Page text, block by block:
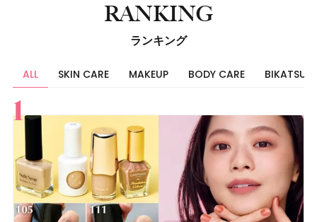
RANKING
ランキング
ALL SKIN CARE MAKEUP BODY CARE BIKATSU
すべて
スキンケア
メイク
ボディケア
美活
ヘア
ライフスタイル
ビューティーズ